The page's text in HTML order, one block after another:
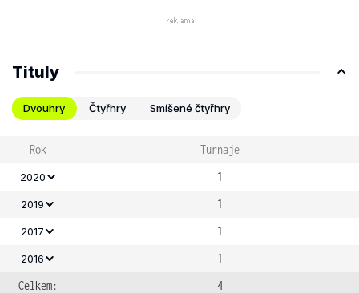
Tituly
Dvouhry Čtyřhry Smíšené čtyřhry
Rok Turnaje
2020 1
2019 1
2017 1
2016
1
Celkem:
4